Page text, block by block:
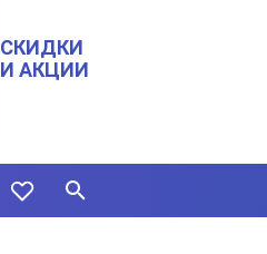
СКИДКИ
И АКЦИИ